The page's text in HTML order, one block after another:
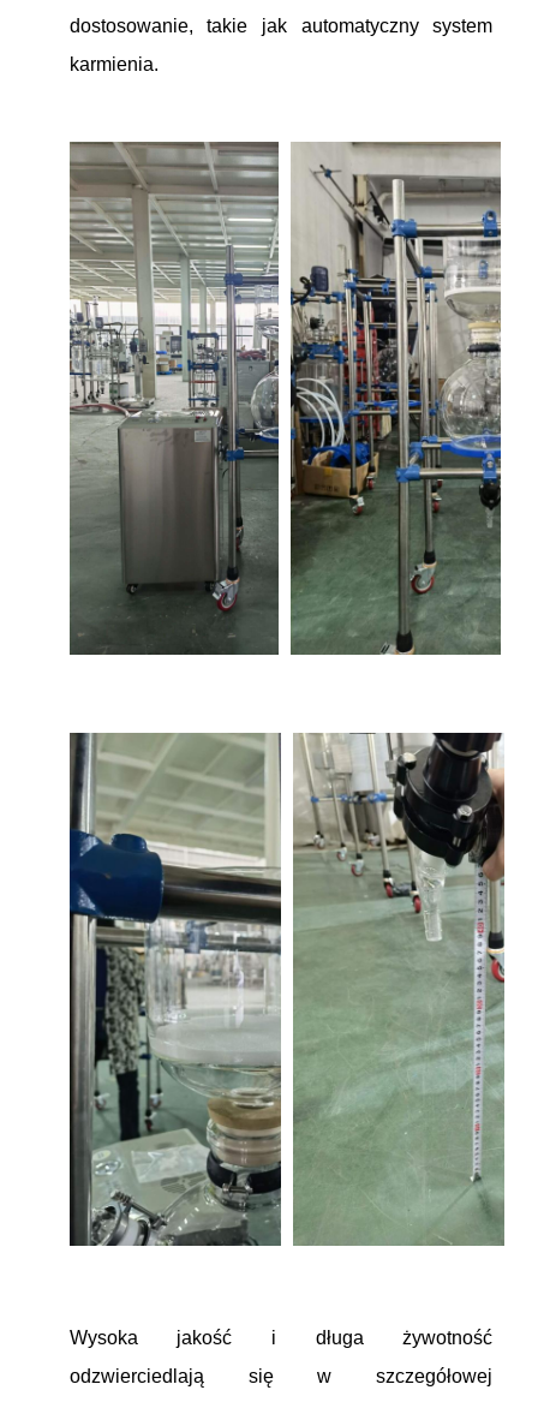
dostosowanie, takie jak automatyczny system
karmienia.
Wysoka jakość i długa żywotność
odzwierciedlają się w szczegółowej